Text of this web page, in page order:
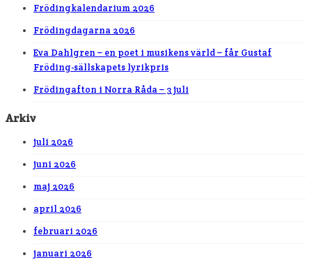
Frödingkalendarium 2026
Frödingdagarna 2026
Eva Dahlgren – en poet i musikens värld – får Gustaf
Fröding-sällskapets lyrikpris
Frödingafton i Norra Råda – 3 juli
Arkiv
juli 2026
juni 2026
maj 2026
april 2026
februari 2026
januari 2026